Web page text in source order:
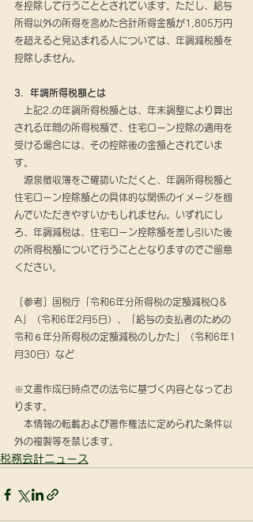
を控除して行うこととされています。ただし、給与
所得以外の所得を含めた合計所得金額が1,805万円
を超えると見込まれる人については、年調減税額を
控除しません。
3．年調所得税額とは
上記2.の年調所得税額とは、年末調整により算出
される年間の所得税額で、住宅ローン控除の適用を
受ける場合には、その控除後の金額とされていま
す。
源泉徴収簿をご確認いただくと、年調所得税額と
住宅ローン控除額との具体的な関係のイメージを掴
んでいただきやすいかもしれません。いずれにし
ろ、年調減税は、住宅ローン控除額を差し引いた後
の所得税額について行うこととなりますのでご留意
ください。
［参考］国税庁「令和6年分所得税の定額減税Q＆
A」（令和6年2月5日）、「給与の支払者のための
令和６年分所得税の定額減税のしかた」（令和6年1
月30日）など
※文書作成日時点での法令に基づく内容となってお
ります。
本情報の転載および著作権法に定められた条件以
外の複製等を禁じます。
税務会計ニュース